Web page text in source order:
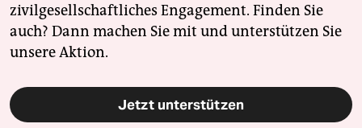
zivilgesellschaftliches Engagement. Finden Sie
auch? Dann machen Sie mit und unterstützen Sie
unsere Aktion.
Jetzt unterstützen